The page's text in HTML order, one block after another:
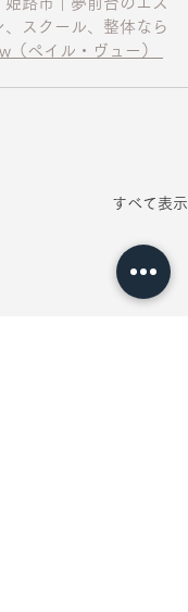
、スクール、整体なら
（ペイル・ヴュー）
すべて表示